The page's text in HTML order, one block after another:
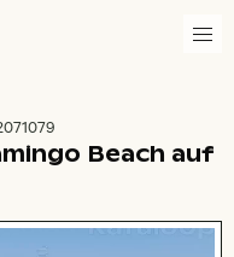
Beach auf